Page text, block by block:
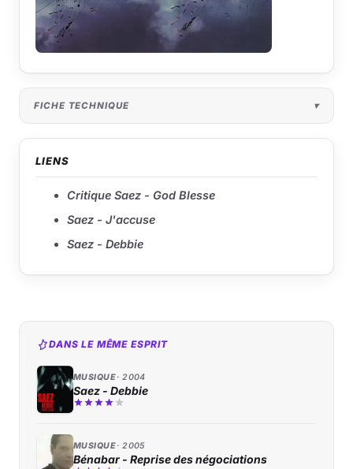
FICHE TECHNIQUE
LIENS
Critique Saez - God Blesse
Saez - J'accuse
Saez - Debbie
DANS LE MÊME ESPRIT
MUSIQUE 2004
Saez - Debbie
MUSIQUE 2005
Bénabar - Reprise des négociations